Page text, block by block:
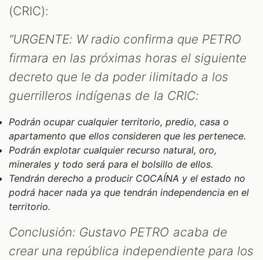
(CRIC):
“URGENTE: W radio confirma que PETRO
firmara en las próximas horas el siguiente
decreto que le da poder ilimitado a los
guerrilleros indígenas de la CRIC:
Podrán ocupar cualquier territorio, predio, casa o
apartamento que ellos consideren que les pertenece.
Podrán explotar cualquier recurso natural, oro,
minerales y todo será para el bolsillo de ellos.
Tendrán derecho a producir COCAÍNA y el estado no
podrá hacer nada ya que tendrán independencia en el
territorio.
Conclusión: Gustavo PETRO acaba de
crear una república independiente para los